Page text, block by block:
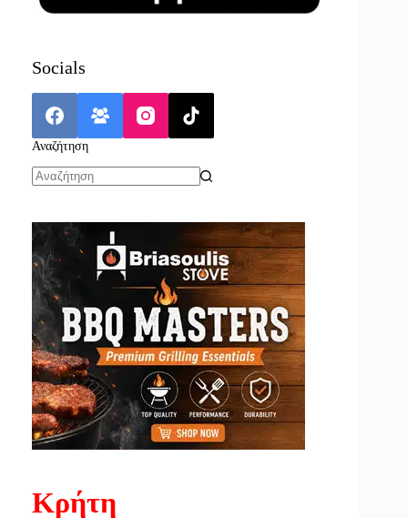
Socials
Αναζήτηση
Κρήτη